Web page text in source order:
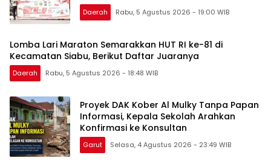
Daerah Rabu, 5 Agustus 2026 - 19:00 WIB
Lomba Lari Maraton Semarakkan HUT RI ke-81 di
Kecamatan Siabu, Berikut Daftar Juaranya
Daerah Rabu, 5 Agustus 2026 - 18:48 WIB
Proyek DAK Kober Al Mulky Tanpa Papan
Informasi, Kepala Sekolah Arahkan
Konfirmasi ke Konsultan
Garut Selasa, 4 Agustus 2026 - 23:49 WIB